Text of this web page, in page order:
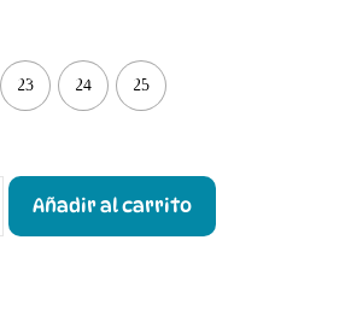
23 24 25
Botas
Dodo
Añadir al carrito